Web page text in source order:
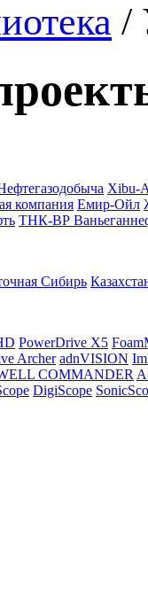
/
Xibu-
компания Емир-Ойл
ТНК-ВР
Сибирь
PowerDrive X5
Archer adnVISION
COMMANDER
DigiScope